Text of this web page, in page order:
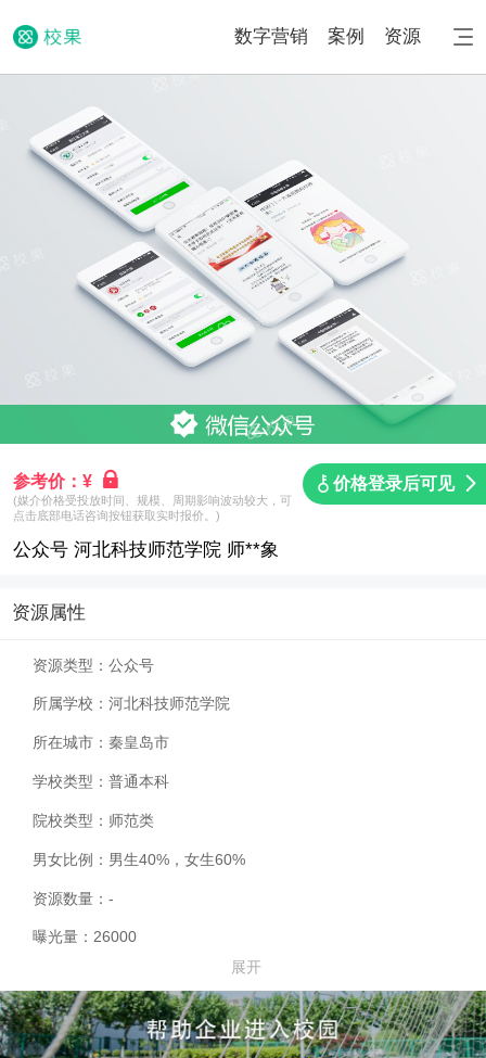
数字营销 案例 资源
参考价：¥ 价格登录后可见
(媒介价格受投放时间、规模、周期影响波动较大，可
点击底部电话咨询按钮获取实时报价。)
公众号 河北科技师范学院 师**象
资源属性
资源类型： 公众号
所属学校： 河北科技师范学院
所在城市： 秦皇岛市
学校类型： 普通本科
院校类型： 师范类
男女比例： 男生40%，女生60%
资源数量： -
曝光量： 26000
展开